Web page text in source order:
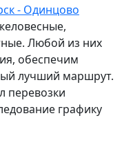
- Одинцово
Любой из них
обеспечим
лучший маршрут.
перевозки
графику